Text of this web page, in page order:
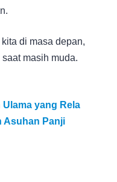
di masa depan,
masih muda.
Ulama yang Rela
Asuhan Panji